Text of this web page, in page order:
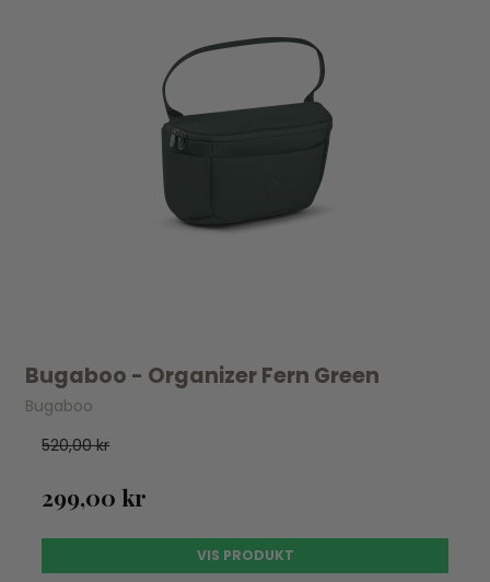
Bugaboo - Organizer Fern Green
Bugaboo
520,00 kr
299,00 kr
VIS PRODUKT